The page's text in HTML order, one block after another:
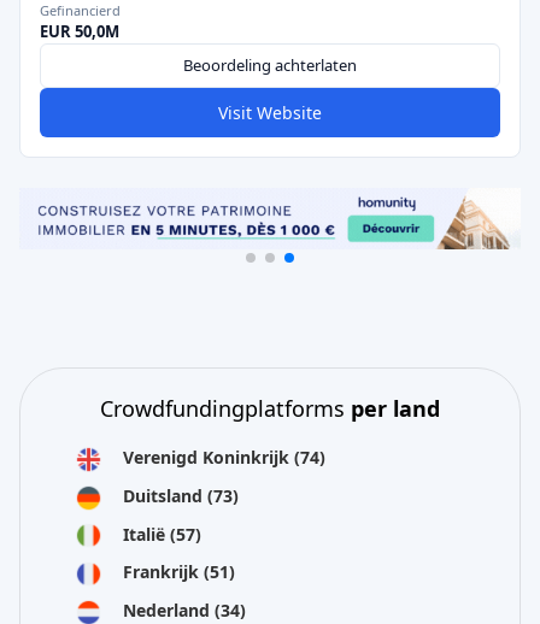
Gefinancierd
EUR 50,0M
Beoordeling achterlaten
Visit Website
Crowdfundingplatforms per land
Verenigd Koninkrijk (74)
Duitsland (73)
Italië (57)
Frankrijk (51)
Nederland (34)